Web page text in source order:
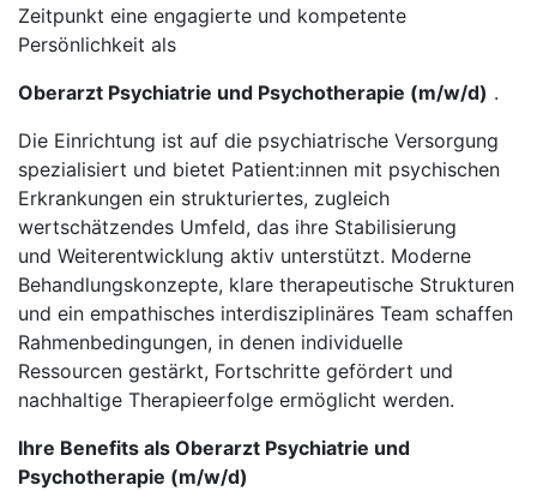
Zeitpunkt eine engagierte und kompetente
Persönlichkeit als
Oberarzt Psychiatrie und Psychotherapie (m/w/d) .
Die Einrichtung ist auf die psychiatrische Versorgung
spezialisiert und bietet Patient:innen mit psychischen
Erkrankungen ein strukturiertes, zugleich
wertschätzendes Umfeld, das ihre Stabilisierung
und Weiterentwicklung aktiv unterstützt. Moderne
Behandlungskonzepte, klare therapeutische Strukturen
und ein empathisches interdisziplinäres Team schaffen
Rahmenbedingungen, in denen individuelle
Ressourcen gestärkt, Fortschritte gefördert und
nachhaltige Therapieerfolge ermöglicht werden.
Ihre Benefits als Oberarzt Psychiatrie und
Psychotherapie (m/w/d)